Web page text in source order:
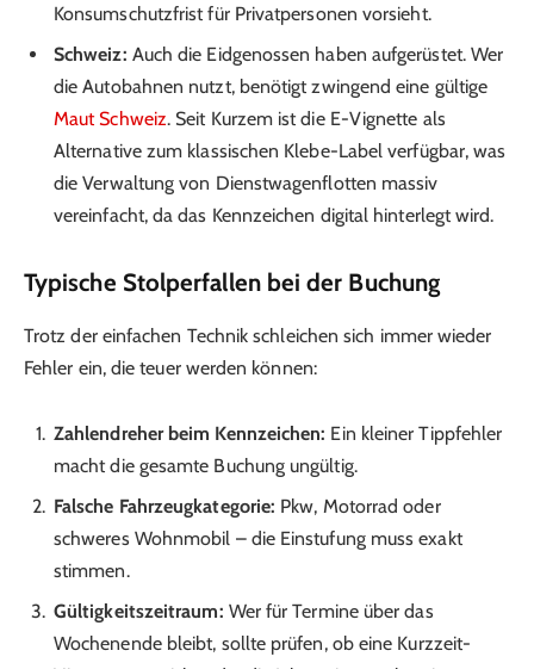
Konsumschutzfrist für Privatpersonen vorsieht.
Schweiz: Auch die Eidgenossen haben aufgerüstet. Wer
die Autobahnen nutzt, benötigt zwingend eine gültige
Maut Schweiz. Seit Kurzem ist die E-Vignette als
Alternative zum klassischen Klebe-Label verfügbar, was
die Verwaltung von Dienstwagenflotten massiv
vereinfacht, da das Kennzeichen digital hinterlegt wird.
Typische Stolperfallen bei der Buchung
Trotz der einfachen Technik schleichen sich immer wieder
Fehler ein, die teuer werden können:
Zahlendreher beim Kennzeichen: Ein kleiner Tippfehler
macht die gesamte Buchung ungültig.
Falsche Fahrzeugkategorie: Pkw, Motorrad oder
schweres Wohnmobil – die Einstufung muss exakt
stimmen.
Gültigkeitszeitraum: Wer für Termine über das
Wochenende bleibt, sollte prüfen, ob eine Kurzzeit-